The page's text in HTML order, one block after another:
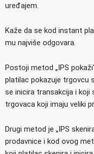
uređajem.
Kaže da se kod instant
mu najviše odgovara.
Postoji metod „IPS
platilac pokazuje trgovcu
se inicira transakcija i koji
trgovaca koji imaju veliki
Drugi metod je „IPS
prodavnice i kod ovog